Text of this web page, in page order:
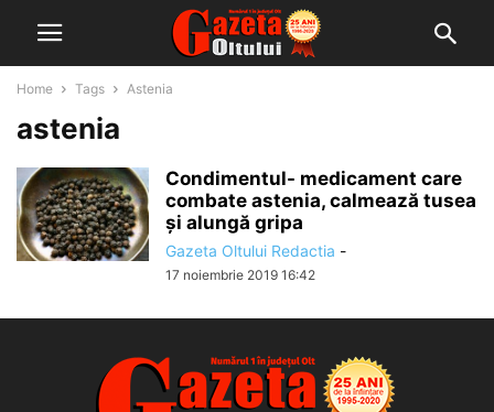
Home Tags Astenia
astenia
Condimentul- medicament care
combate astenia, calmează tusea
și alungă gripa
Gazeta Oltului Redactia -
17 noiembrie 2019 16:42